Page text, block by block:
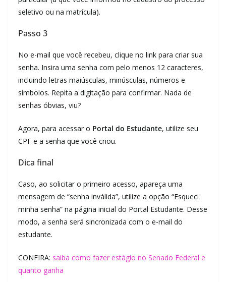
seletivo ou na matrícula).
Passo 3
No e-mail que você recebeu, clique no link para criar sua
senha. Insira uma senha com pelo menos 12 caracteres,
incluindo letras maiúsculas, minúsculas, números e
símbolos. Repita a digitação para confirmar. Nada de
senhas óbvias, viu?
Agora, para acessar o Portal do Estudante, utilize seu
CPF e a senha que você criou.
Dica final
Caso, ao solicitar o primeiro acesso, apareça uma
mensagem de “senha inválida”, utilize a opção “Esqueci
minha senha” na página inicial do Portal Estudante. Desse
modo, a senha será sincronizada com o e-mail do
estudante.
CONFIRA: saiba como fazer estágio no Senado Federal e
quanto ganha